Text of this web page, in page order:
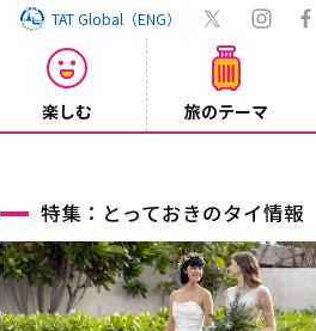
TAT Global（ENG）
楽しむ 旅のテーマ
特集：とっておきのタイ情報